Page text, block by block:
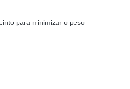
para minimizar o peso